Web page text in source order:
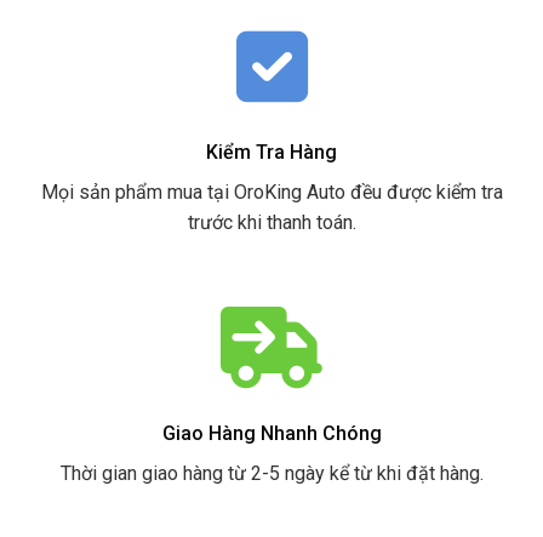
Kiểm Tra Hàng
Mọi sản phẩm mua tại OroKing Auto đều được kiểm tra
trước khi thanh toán.
Giao Hàng Nhanh Chóng
Thời gian giao hàng từ 2-5 ngày kể từ khi đặt hàng.